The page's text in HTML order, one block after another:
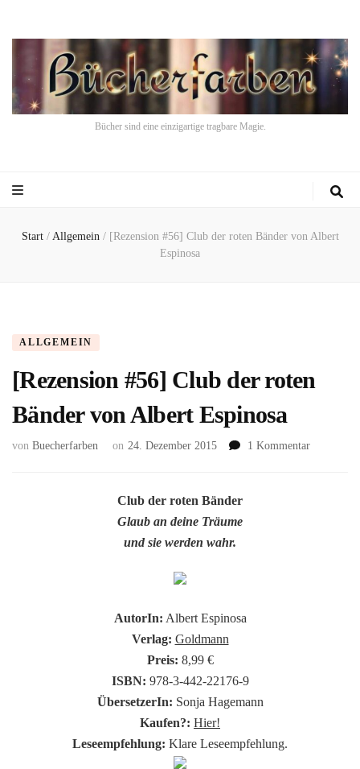
Bücher sind eine einzigartige tragbare Magie.
Start / Allgemein / [Rezension #56] Club der roten Bänder von Albert
Espinosa
ALLGEMEIN
[Rezension #56] Club der roten
Bänder von Albert Espinosa
von Buecherfarben on 24. Dezember 2015 1 Kommentarzu
Club der roten Bänder
Glaub an deine Träume
und sie werden wahr.
AutorIn: Albert Espinosa
Verlag: Goldmann
Preis: 8,99 €
ISBN: 978-3-442-22176-9
ÜbersetzerIn: Sonja Hagemann
Kaufen?: Hier!
Leseempfehlung: Klare Leseempfehlung.